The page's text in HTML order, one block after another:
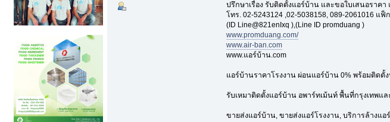
ปรึกษาเรื่อง รับติดตั้งแอร์บ้าน และขอใบเสนอราคา
โทร. 02-5243124 ,02-5038158, 089-2061016 แฟ็
(ID Line@821enIxq ),(Line ID promduang )
www.promduang.com/
www.air-ban.com
www.แอร์บ้าน.com
แอร์บ้านราคาโรงงาน ผ่อนแอร์บ้าน 0% พร้อมติดตั้
รับเหมาติดตั้งแอร์บ้าน อพาร์ทเม้นท์ พื้นที่กรุงเทพแ
ขายส่งแอร์บ้าน, ขายส่งแอร์โรงงาน, บริการล้างแอ